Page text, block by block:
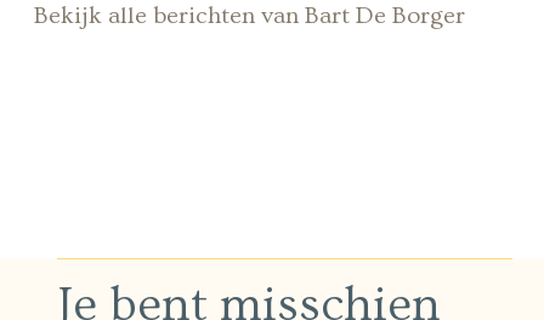
Bekijk alle berichten van Bart De Borger
Je bent misschien